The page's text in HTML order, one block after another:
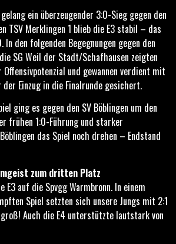
ein überzeugender 3:0-Sieg gegen den
TSV Merklingen 1 blieb die E3 stabil – das
den folgenden Begegnungen gegen den
SG Weil der Stadt/Schafhausen zeigten
und gewannen verdient mit
der Einzug in die Finalrunde gesichert.
ging es gegen den SV Böblingen um den
frühen 1:0-Führung und starker
das Spiel noch drehen – Endstand
zum dritten Platz
auf die Spvgg Warmbronn. In einem
Spiel setzten sich unsere Jungs mit 2:1
Auch die E4 unterstützte lautstark von